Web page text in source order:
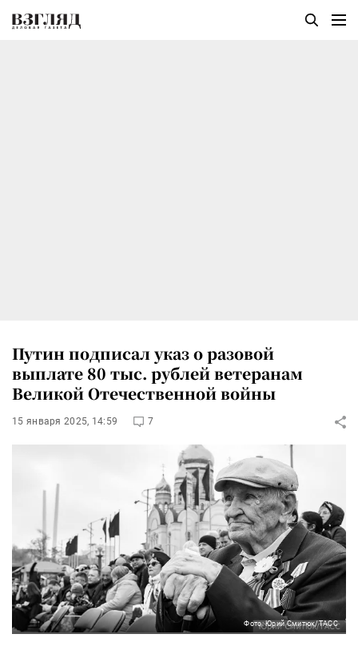
Путин подписал указ о разовой
выплате 80 тыс. рублей ветеранам
Великой Отечественной войны
15 января 2025, 14:59 7
Фото: Юрий Смитюк/ТАСС